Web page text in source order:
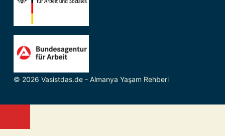
© 2026 Vasistdas.de - Almanya Yaşam Rehberi
Close